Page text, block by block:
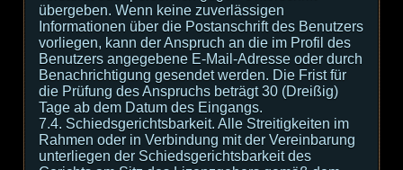
übergeben. Wenn keine zuverlässigen
Informationen über die Postanschrift des Benutzers
vorliegen, kann der Anspruch an die im Profil des
Benutzers angegebene E-Mail-Adresse oder durch
Benachrichtigung gesendet werden. Die Frist für
die Prüfung des Anspruchs beträgt 30 (Dreißig)
Tage ab dem Datum des Eingangs.
7.4. Schiedsgerichtsbarkeit. Alle Streitigkeiten im
Rahmen oder in Verbindung mit der Vereinbarung
unterliegen der Schiedsgerichtsbarkeit des